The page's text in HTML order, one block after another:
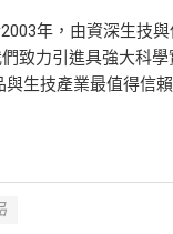
年，由資深生技
致力引進具強大科
生技產業最值得信